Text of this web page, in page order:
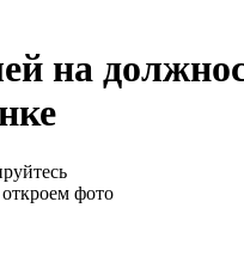
на
фото